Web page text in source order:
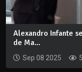
Alexandro Infante
de Ma...
Sep 08 2025